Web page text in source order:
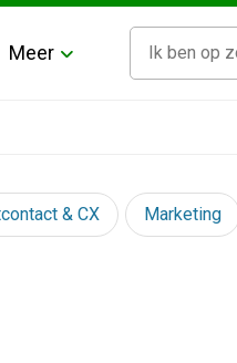
Meer
& CX Marketing